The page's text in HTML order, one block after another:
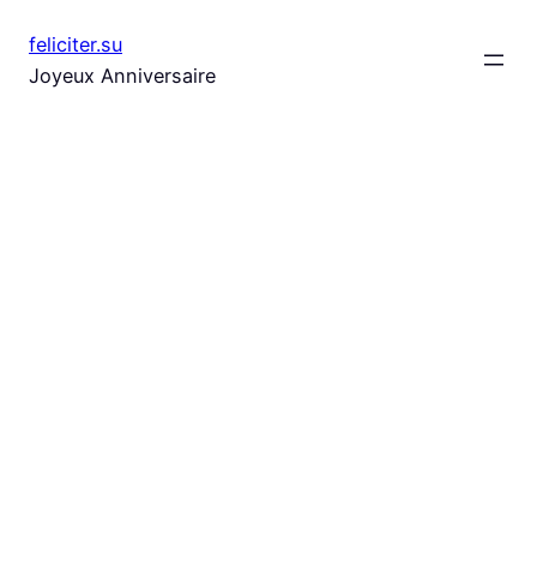
au
contenu
feliciter.su
Joyeux Anniversaire